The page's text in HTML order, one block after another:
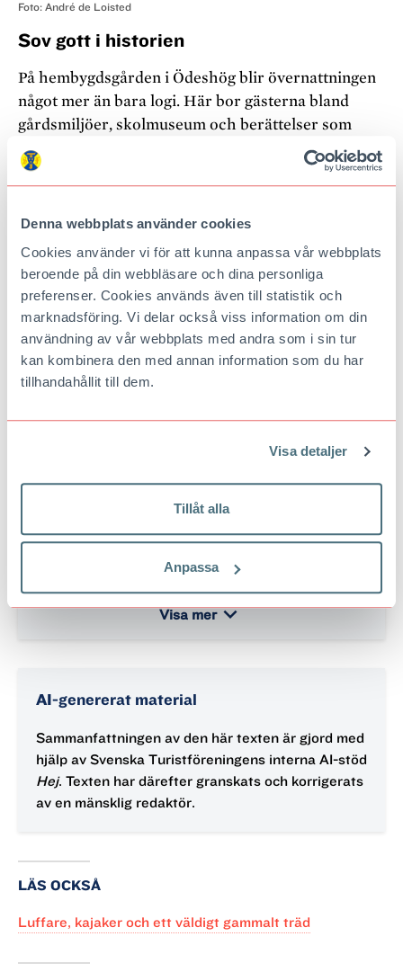
Denna webbplats använder cookies
Cookies använder vi för att kunna anpassa vår webbplats
beroende på din webbläsare och dina personliga
preferenser. Cookies används även till statistik och
marknadsföring. Vi delar också viss information om din
användning av vår webbplats med andra som i sin tur
kan kombinera den med annan information som du har
tillhandahållit till dem.
Visa detaljer
Tillåt alla
Anpassa
Foto: André de Loisted
Sov gott i historien
På hembygdsgården i Ödeshög blir övernattningen
något mer än bara logi. Här bor gästerna bland
gårdsmiljöer, skolmuseum och berättelser som
sitter kvar i väggarna. Vi möter eldsjälarna som
fyller historien med liv och låter gästerna checka in
Allt det och mycket mer i Turist nummer 3 2026, med
utgivningsdag den 2 juni.
Läs också Blommor, basplagg och Bromölla
Publicerad1 juni
Du vet väl att Turist också finns som e-tidning? Du
här:Medlemsinloggning – Svenska
Saknar du medlemskap går det enkelt att teckna
Medlem – Svenska Turistföreningen
Visa merkeyboard_arrow_down
AI-genererat material
Sammanfattningen av den här texten är gjord med
hjälp av Svenska Turistföreningens interna AI-stöd
Hej. Texten har därefter granskats och korrigerats
av en mänsklig redaktör.
LÄS OCKSÅ
Luffare, kajaker och ett väldigt gammalt träd